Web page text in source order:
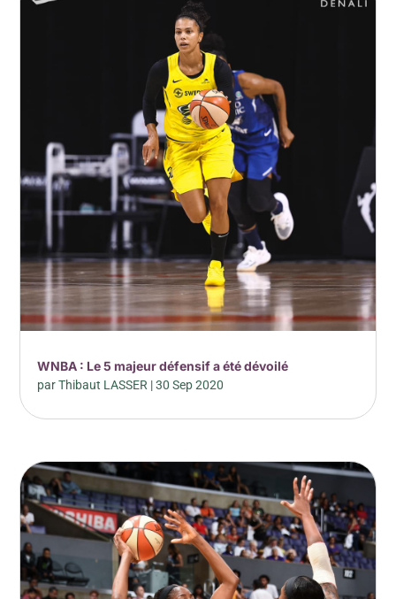
WNBA : Le 5 majeur défensif a été dévoilé
parThibaut LASSER |30 Sep 2020